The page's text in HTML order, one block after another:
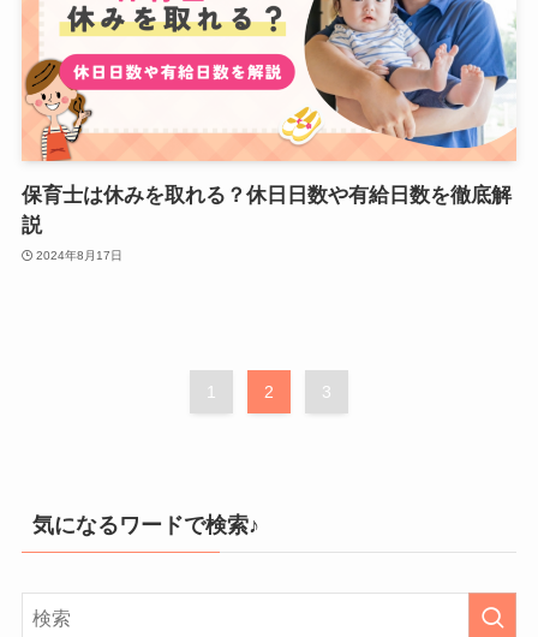
保育士は休みを取れる？休日日数や有給日数を徹底解
説
2024年8月17日
1 2 3
気になるワードで検索♪